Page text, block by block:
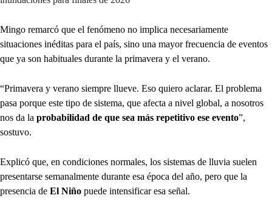
Mingo remarcó que el fenómeno no implica necesariamente
situaciones inéditas para el país, sino una mayor frecuencia de eventos
que ya son habituales durante la primavera y el verano.
“Primavera y verano siempre llueve. Eso quiero aclarar. El problema
pasa porque este tipo de sistema, que afecta a nivel global, a nosotros
nos da la probabilidad de que sea más repetitivo ese evento”,
sostuvo.
Explicó que, en condiciones normales, los sistemas de lluvia suelen
presentarse semanalmente durante esa época del año, pero que la
presencia de El Niño puede intensificar esa señal.